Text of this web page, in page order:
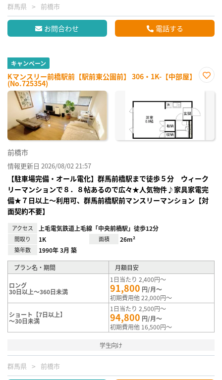
群馬県 前橋市
お問合わせ 電話する
キャンペーン
Kマンスリー前橋駅前【駅前東公園前】 306・1K-【中部屋】
(No.725354)
に入
前橋市
情報更新日 2026/08/02 21:57
【駐車場完備・オール電化】群馬前橋駅まで徒歩５分 ウィーク
リーマンションで８．８帖あるので広々★人気物件♪家具家電完
備★７日以上～利用可、群馬前橋駅前マンスリーマンション【対
面契約不要】
アクセス 上毛電気鉄道上毛線「中央前橋駅」徒歩12分
間取り 1K 面積 26m²
築年数 1990年 3月 築
プラン名・期間 月額目安
ロング
30日以上～360日未満
1日当たり 2,400円～
91,800 円/月～
初期費用他 22,000円～
ショート【7日以上】
～30日未満
1日当たり 2,500円～
94,800 円/月～
初期費用他 16,500円～
学生向け
群馬県 前橋市